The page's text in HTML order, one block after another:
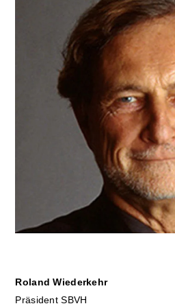
Roland Wiederkehr
Präsident SBVH